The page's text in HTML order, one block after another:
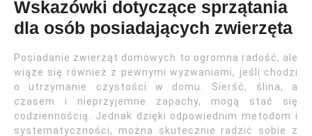
Wskazówki dotyczące sprzątania
dla osób posiadających zwierzęta
Posiadanie zwierząt domowych to ogromna radość, ale
wiąże się również z pewnymi wyzwaniami, jeśli chodzi
o utrzymanie czystości w domu. Sierść, ślina, a
czasem i nieprzyjemne zapachy, mogą stać się
codziennością. Jednak dzięki odpowiednim metodom i
systematyczności, można skutecznie radzić sobie z